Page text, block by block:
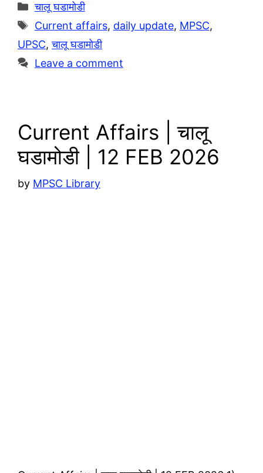
g
r
a
m
t
s
A
p
p
y
L
i
h
a
r
e
Categories
चालू घडामोडी
Tags
Current affairs, daily update, MPSC,
UPSC,चालू घडामोडी
Leave a comment
Current Affairs | चालू
घडामोडी | 12 FEB 2026
by MPSC Library